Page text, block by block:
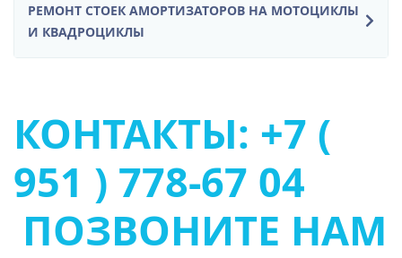
РЕМОНТ СТОЕК АМОРТИЗАТОРОВ НА МОТОЦИКЛЫ
И КВАДРОЦИКЛЫ
КОНТАКТЫ: +7 (
951 ) 778-67 04
ПОЗВОНИТЕ НАМ